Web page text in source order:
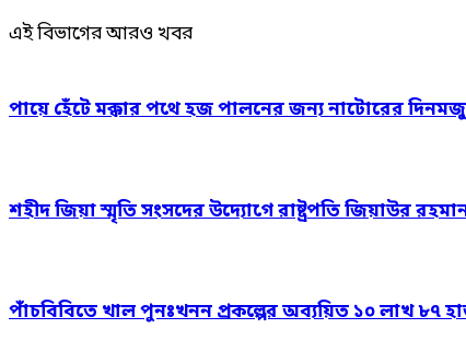
এই বিভাগের আরও খবর
পায়ে হেঁটে মক্কার পথে হজ পালনের জন্য নাটোরের
শহীদ জিয়া স্মৃতি সংসদের উদ্যোগে রাষ্ট্রপতি জিয়াউর
পাঁচবিবিতে খাল পুনঃখনন প্রকল্পের অব্যয়িত ১০ লাখ ৮৭